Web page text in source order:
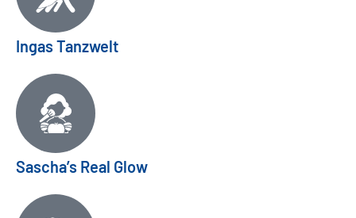
Ingas Tanzwelt
Sascha’s Real Glow